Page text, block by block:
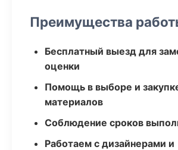
Преимущества
Бесплатный выезд для
оценки
Помощь в выборе и
материалов
Соблюдение сроков
Работаем с дизайнерами и